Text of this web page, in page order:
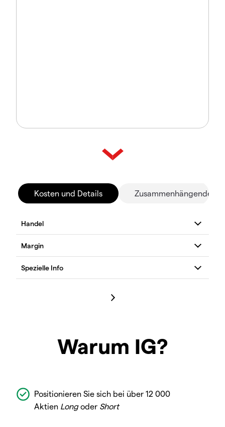
Kosten und Details Zusammenhängende
Warum IG?
Positionieren Sie sich bei über 12 000
Aktien Longoder Short